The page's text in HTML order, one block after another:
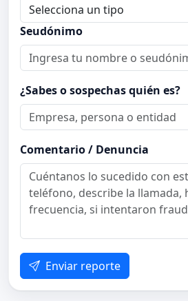
Seudónimo
¿Sabes o sospechas quién es?
Comentario / Denuncia
Enviar reporte